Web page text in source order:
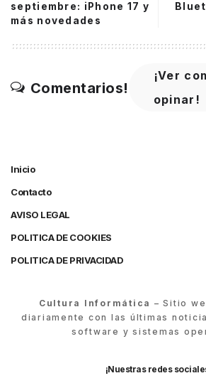
septiembre: iPhone 17 y
más novedades
Comentarios!
¡Ver
opinar!
Inicio
Contacto
AVISO LEGAL
POLITICA DE COOKIES
POLITICA DE PRIVACIDAD
Cultura Informática – Sitio
diariamente con las últimas
software y sistemas
¡Nuestras redes